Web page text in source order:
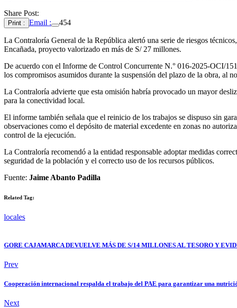
Share Post:
Print : Email : 454
La Contraloría General de la República alertó una serie de riesgos
Encañada, proyecto valorizado en más de S/ 27 millones.
De acuerdo con el Informe de Control Concurrente N.° 016-2025-OCI/
los compromisos asumidos durante la suspensión del plazo de la obra, al
La Contraloría advierte que esta omisión habría provocado un mayor
para la conectividad local.
El informe también señala que el reinicio de los trabajos se dispuso sin
observaciones como el depósito de material excedente en zonas no
control de la ejecución.
La Contraloría recomendó a la entidad responsable adoptar medidas
seguridad de la población y el correcto uso de los recursos públicos.
Fuente: Jaime Abanto Padilla
Related Tag:
locales
GORE CAJAMARCA DEVUELVE MÁS DE S/14 MILLONES AL TESORO Y
Prev
Cooperación internacional respalda el trabajo del PAE para garantizar una
Next